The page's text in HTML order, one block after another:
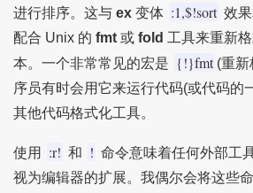
进行排序。这与 ex变体 :1,$!sort 效
配合 Unix 的 fmt或 fold 工具来重新
本。一个非常常见的宏是
{!}fmt (重
序员有时会用它来运行代码(或代码的
其他代码格式化工具。
使用 :r! 和 ! 命令意味着任何外部工
视为编辑器的扩展。我偶尔会将这些